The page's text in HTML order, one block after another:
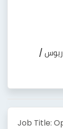
/
Job Title: